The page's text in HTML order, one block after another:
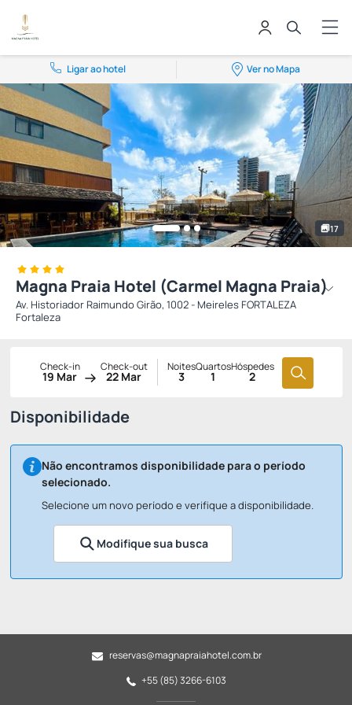
Ligar ao hotel Ver no Mapa
17
Magna Praia Hotel (Carmel Magna Praia)
Av. Historiador Raimundo Girão, 1002 - Meireles FORTALEZA
Fortaleza
Check-in
19 Mar
Check-out
22 Mar
Noites
3
Quartos
1
Hóspedes
2
Disponibilidade
Não encontramos disponibilidade para o período
selecionado.
Selecione um novo período e verifique a disponibilidade.
Modifique sua busca
reservas@magnapraiahotel.com.br
+55 (85) 3266-6103